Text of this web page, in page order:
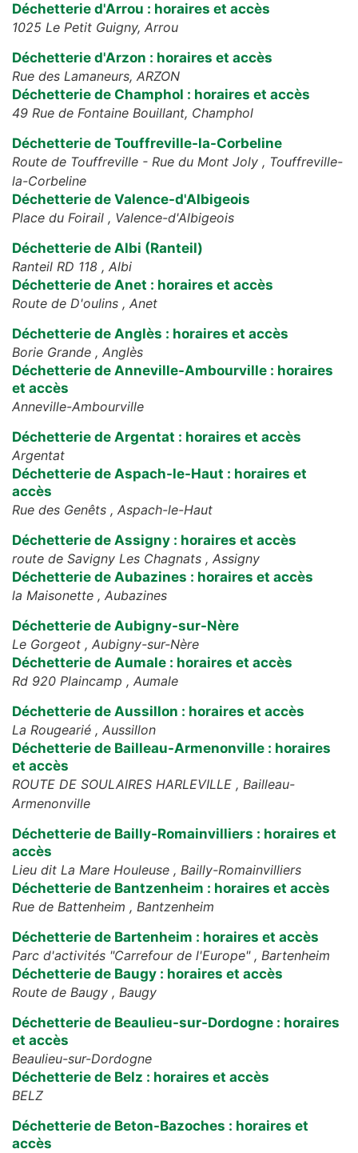
Déchetterie d'Arrou : horaires et accès
1025 Le Petit Guigny, Arrou
Déchetterie d'Arzon : horaires et accès
Rue des Lamaneurs, ARZON
Déchetterie de Champhol : horaires et accès
49 Rue de Fontaine Bouillant, Champhol
Déchetterie de Touffreville-la-Corbeline
Route de Touffreville - Rue du Mont Joly , Touffreville-
la-Corbeline
Déchetterie de Valence-d'Albigeois
Place du Foirail , Valence-d'Albigeois
Déchetterie de Albi (Ranteil)
Ranteil RD 118 , Albi
Déchetterie de Anet : horaires et accès
Route de D'oulins , Anet
Déchetterie de Anglès : horaires et accès
Borie Grande , Anglès
Déchetterie de Anneville-Ambourville : horaires
et accès
Anneville-Ambourville
Déchetterie de Argentat : horaires et accès
Argentat
Déchetterie de Aspach-le-Haut : horaires et
accès
Rue des Genêts , Aspach-le-Haut
Déchetterie de Assigny : horaires et accès
route de Savigny Les Chagnats , Assigny
Déchetterie de Aubazines : horaires et accès
la Maisonette , Aubazines
Déchetterie de Aubigny-sur-Nère
Le Gorgeot , Aubigny-sur-Nère
Déchetterie de Aumale : horaires et accès
Rd 920 Plaincamp , Aumale
Déchetterie de Aussillon : horaires et accès
La Rougearié , Aussillon
Déchetterie de Bailleau-Armenonville : horaires
et accès
ROUTE DE SOULAIRES HARLEVILLE , Bailleau-
Armenonville
Déchetterie de Bailly-Romainvilliers : horaires et
accès
Lieu dit La Mare Houleuse , Bailly-Romainvilliers
Déchetterie de Bantzenheim : horaires et accès
Rue de Battenheim , Bantzenheim
Déchetterie de Bartenheim : horaires et accès
Parc d'activités "Carrefour de l'Europe" , Bartenheim
Déchetterie de Baugy : horaires et accès
Route de Baugy , Baugy
Déchetterie de Beaulieu-sur-Dordogne : horaires
et accès
Beaulieu-sur-Dordogne
Déchetterie de Belz : horaires et accès
BELZ
Déchetterie de Beton-Bazoches : horaires et
accès